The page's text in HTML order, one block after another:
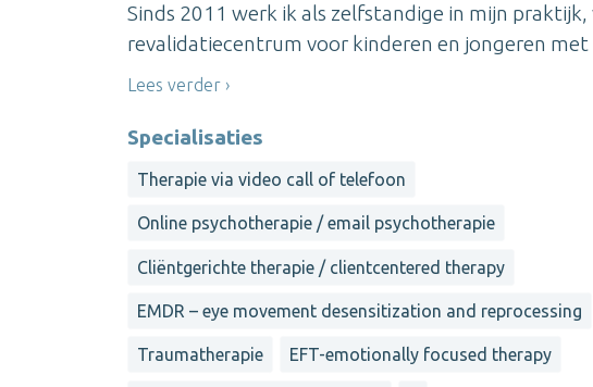
Sinds 2011 werk ik als zelfstandige in mijn
revalidatiecentrum voor kinderen en jongeren met
Lees verder
Specialisaties
Therapie via video call of telefoon
Online psychotherapie / email psychotherapie
Cliëntgerichte therapie / clientcentered therapy
EMDR – eye movement desensitization and reprocessing
Traumatherapie EFT-emotionally focused therapy